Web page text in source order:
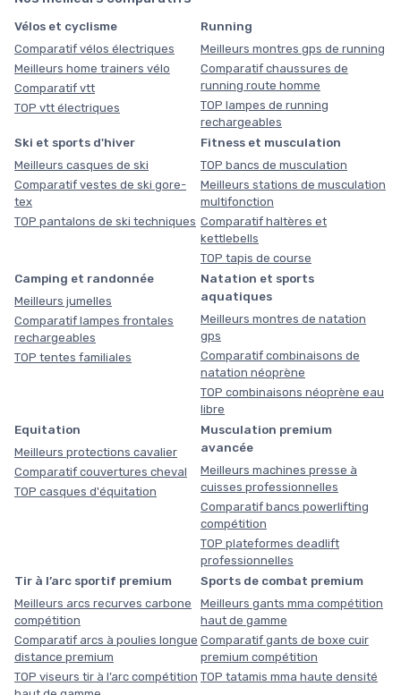
Vélos et cyclisme
Comparatif vélos électriques
Meilleurs home trainers vélo
Comparatif vtt
TOP vtt électriques
Running
Meilleurs montres gps de running
Comparatif chaussures de
running route homme
TOP lampes de running
rechargeables
Ski et sports d'hiver
Meilleurs casques de ski
Comparatif vestes de ski gore-
tex
TOP pantalons de ski techniques
Fitness et musculation
TOP bancs de musculation
Meilleurs stations de musculation
multifonction
Comparatif haltères et
kettlebells
TOP tapis de course
Camping et randonnée
Meilleurs jumelles
Comparatif lampes frontales
rechargeables
TOP tentes familiales
Natation et sports
aquatiques
Meilleurs montres de natation
gps
Comparatif combinaisons de
natation néoprène
TOP combinaisons néoprène eau
libre
Equitation
Meilleurs protections cavalier
Comparatif couvertures cheval
TOP casques d'équitation
Musculation premium
avancée
Meilleurs machines presse à
cuisses professionnelles
Comparatif bancs powerlifting
compétition
TOP plateformes deadlift
professionnelles
Tir à l’arc sportif premium
Meilleurs arcs recurves carbone
compétition
Comparatif arcs à poulies longue
distance premium
TOP viseurs tir à l’arc compétition
Sports de combat premium
Meilleurs gants mma compétition
haut de gamme
Comparatif gants de boxe cuir
premium compétition
TOP tatamis mma haute densité